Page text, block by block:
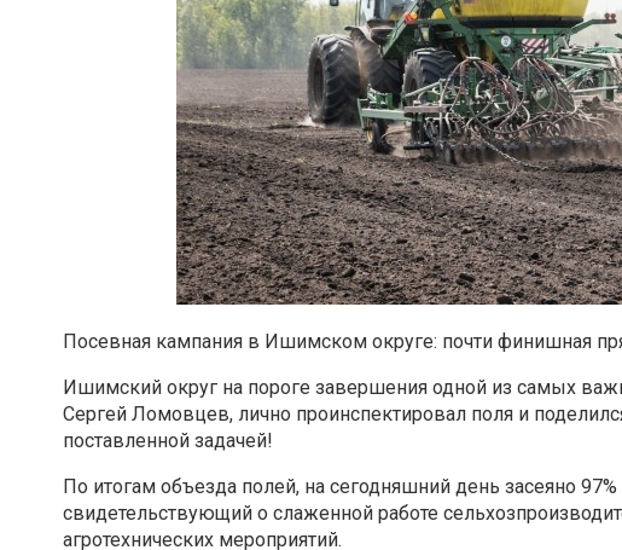
Посевная кампания в Ишимском округе: почти финишная
Ишимский округ на пороге завершения одной из самых
Сергей Ломовцев, лично проинспектировал поля и
поставленной задачей!
По итогам объезда полей, на сегодняшний день засеяно
свидетельствующий о слаженной работе
агротехнических мероприятий.